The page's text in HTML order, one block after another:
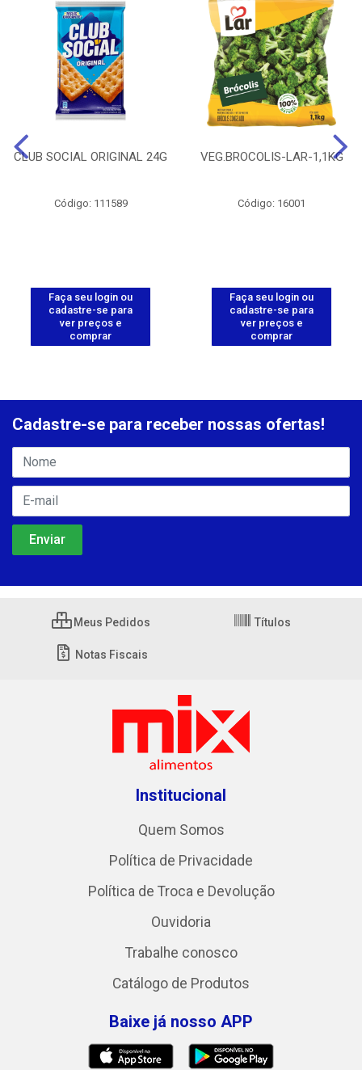
CLUB SOCIAL ORIGINAL 24G
Código: 111589
Faça seu login ou
cadastre-se para
ver preços e
comprar
VEG.BROCOLIS-LAR-1,1KG
Código: 16001
Faça seu login ou
cadastre-se para
ver preços e
comprar
Cadastre-se para receber nossas ofertas!
Meus Pedidos Títulos
Notas Fiscais
Institucional
Quem Somos
Política de Privacidade
Política de Troca e Devolução
Ouvidoria
Trabalhe conosco
Catálogo de Produtos
Baixe já nosso APP